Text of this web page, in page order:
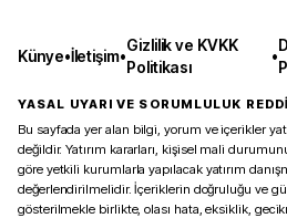
Künye•İletişim•
Gizlilik ve KVKK
Politikası
•
YASAL UYARI VE SORUMLULUK REDDİ
Bu sayfada yer alan bilgi, yorum ve içerikler
değildir. Yatırım kararları, kişisel mali
göre yetkili kurumlarla yapılacak yatırım
değerlendirilmelidir. İçeriklerin doğruluğu ve
gösterilmekle birlikte, olası hata, eksiklik,